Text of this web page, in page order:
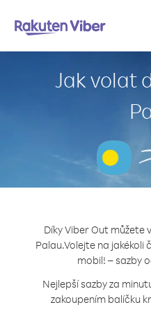
Jak volat
Díky Viber Out můžete
Palau.Volejte na jakékoli
mobil! – sazby
Nejlepší sazby za
zakoupením balíčku